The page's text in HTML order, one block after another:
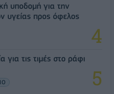
υποδομή για την
υγείας προς όφελος
για τις τιμές στο ράφι